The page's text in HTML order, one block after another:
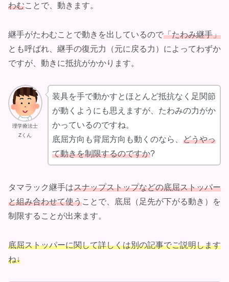
わむことで、動きます。
継手がたわむことで動きを出しているので「たわみ継手」
とも呼ばれ、継手の復元力（元に戻る力）によってわずか
ですが、動きに抵抗がかかります。
理学療法士
Zくん
装具を手で動かすとほとんど抵抗なく足関節
が動くようにも思えますが、たわみの力がか
かっているのですね。
底屈方向も背屈方向も動くのなら、 どうやっ
て動きを制限するのですか?
タマラック継手はスナップストップなどの底屈ストッパー
と組み合わせて使うことで、底屈（足先が下がる動き）を
制限することが出来ます。
底屈ストッパーに関して詳しくは別の記事でご説明します
ね↓